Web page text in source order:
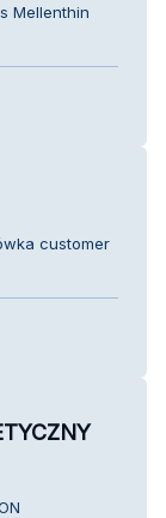
Mellenthin
customer